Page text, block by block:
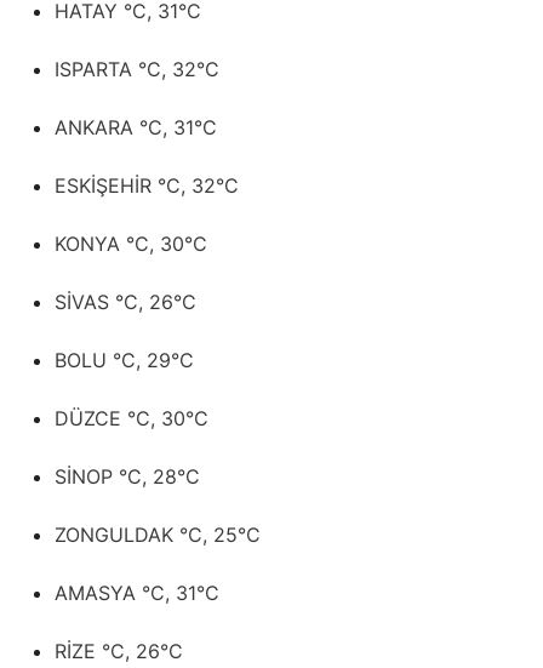
HATAY °C, 31°C
ISPARTA °C, 32°C
ANKARA °C, 31°C
ESKİŞEHİR °C, 32°C
KONYA °C, 30°C
SİVAS °C, 26°C
BOLU °C, 29°C
DÜZCE °C, 30°C
SİNOP °C, 28°C
ZONGULDAK °C, 25°C
AMASYA °C, 31°C
RİZE °C, 26°C